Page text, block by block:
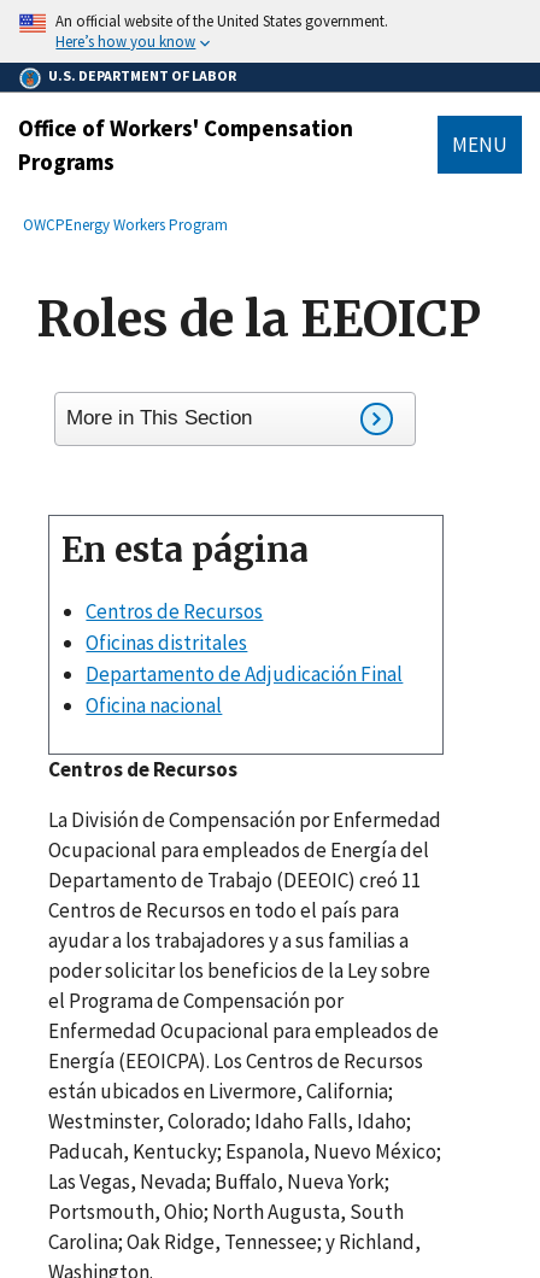
main
content
An official website of the United States government.
Here’s how you know
U.S. DEPARTMENT OF LABOR
Office of Workers' Compensation
Programs
MENU
Breadcrumb
OWCPEnergy Workers Program
Roles de la EEOICP
More in This Section
En esta página
Centros de Recursos
Oficinas distritales
Departamento de Adjudicación Final
Oficina nacional
Centros de Recursos
La División de Compensación por Enfermedad
Ocupacional para empleados de Energía del
Departamento de Trabajo (DEEOIC) creó 11
Centros de Recursos en todo el país para
ayudar a los trabajadores y a sus familias a
poder solicitar los beneficios de la Ley sobre
el Programa de Compensación por
Enfermedad Ocupacional para empleados de
Energía (EEOICPA). Los Centros de Recursos
están ubicados en Livermore, California;
Westminster, Colorado; Idaho Falls, Idaho;
Paducah, Kentucky; Espanola, Nuevo México;
Las Vegas, Nevada; Buffalo, Nueva York;
Portsmouth, Ohio; North Augusta, South
Carolina; Oak Ridge, Tennessee; y Richland,
Washington.